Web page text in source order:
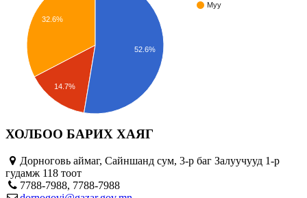
Муу
32.6%
14.7%
52.6%
ХОЛБОО БАРИХ ХАЯГ
Дорноговь аймаг, Сайншанд сум, 3-р баг Залуучууд 1-р
гудамж 118 тоот
7788-7988, 7788-7988